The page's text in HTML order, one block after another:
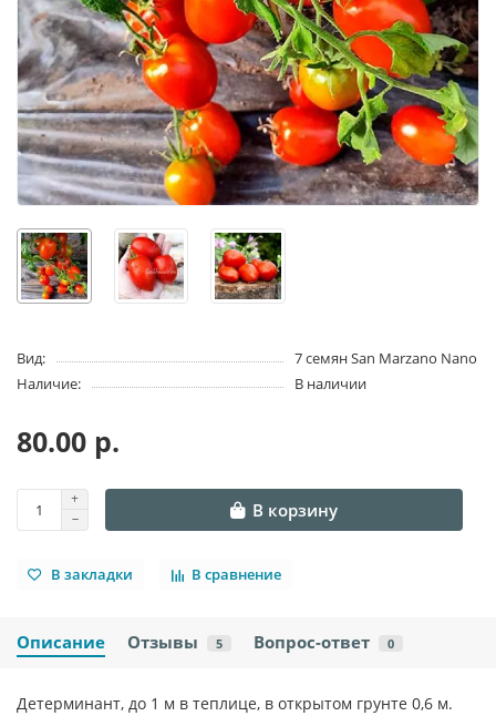
Вид:
7 семян San Marzano Nano
Наличие:
В наличии
80.00 р.
В корзину
В закладки В сравнение
Описание Отзывы 5 Вопрос-ответ 0
Детерминант, до 1 м в теплице, в открытом грунте 0,6 м.